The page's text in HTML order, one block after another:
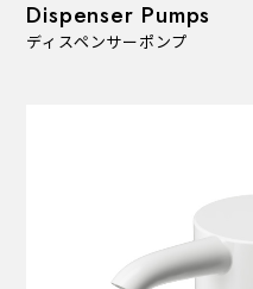
Dispenser Pumps
ディスペンサーポンプ